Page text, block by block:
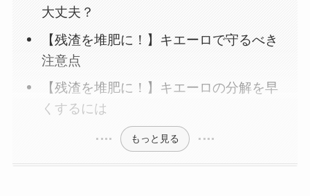
大丈夫？
【残渣を堆肥に！】キエーロで守るべき
注意点
【残渣を堆肥に！】キエーロの分解を早
くするには
もっと見る